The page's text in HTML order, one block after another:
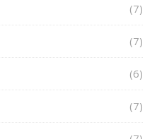
(7)
(7)
(6)
(7)